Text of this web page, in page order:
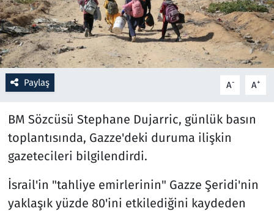
Paylaş A- A+
BM Sözcüsü Stephane Dujarric, günlük basın
toplantısında, Gazze'deki duruma ilişkin
gazetecileri bilgilendirdi.
İsrail'in "tahliye emirlerinin" Gazze Şeridi'nin
yaklaşık yüzde 80'ini etkilediğini kaydeden
Sağlık
Savunma Sanayi
Seçim 2023
Spor
Teknoloji ve Bilim
Televizyon